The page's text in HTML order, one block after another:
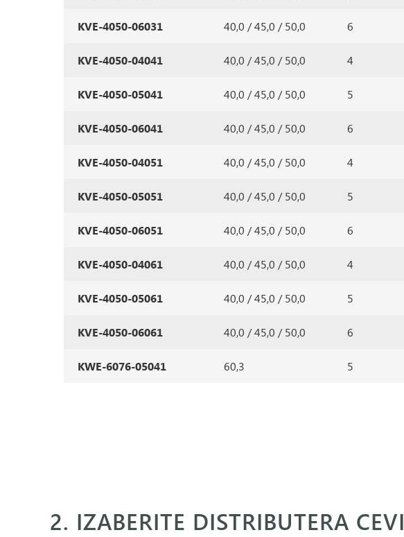
KVE-4050-06031 40,0 / 45,0 / 50,0 6
KVE-4050-04041 40,0 / 45,0 / 50,0 4
KVE-4050-05041 40,0 / 45,0 / 50,0 5
KVE-4050-06041 40,0 / 45,0 / 50,0 6
KVE-4050-04051 40,0 / 45,0 / 50,0 4
KVE-4050-05051 40,0 / 45,0 / 50,0 5
KVE-4050-06051 40,0 / 45,0 / 50,0 6
KVE-4050-04061 40,0 / 45,0 / 50,0 4
KVE-4050-05061 40,0 / 45,0 / 50,0 5
KVE-4050-06061 40,0 / 45,0 / 50,0 6
KWE-6076-05041 60,3 5
2. IZABERITE DISTRIBUTERA CEVI